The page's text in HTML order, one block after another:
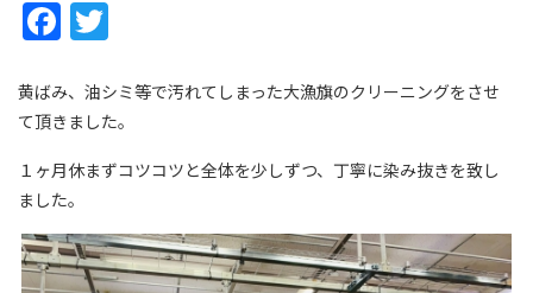
Facebook
黄ばみ、油シミ等で汚れてしまった大漁旗のクリーニングをさせ
て頂きました。
１ヶ月休まずコツコツと全体を少しずつ、丁寧に染み抜きを致し
ました。